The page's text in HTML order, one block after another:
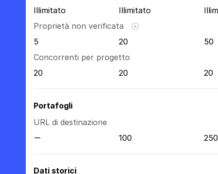
Illimitato
Illimitato
Proprietà non verificata
5
20
50
Concorrenti per progetto
20
20 20
Portafogli
URL di destinazione
100
250
Dati storici